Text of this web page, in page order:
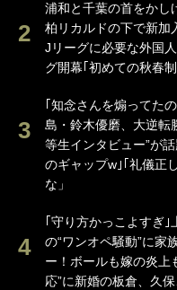
浦和と千葉の首をかし
柏リカルドの下で新加
Jリーグに必要な外国
グ開幕｢初めての秋春
｢知念さんを煽ってた
島・鈴木優磨、大逆転
等生インタビュー”が
のギャップw｣｢礼儀正
な」
｢守り方かっこよすぎ
の“ワンオペ騒動”に家
ー！ボールも嫁の炎上
応”に新婚の板倉、久